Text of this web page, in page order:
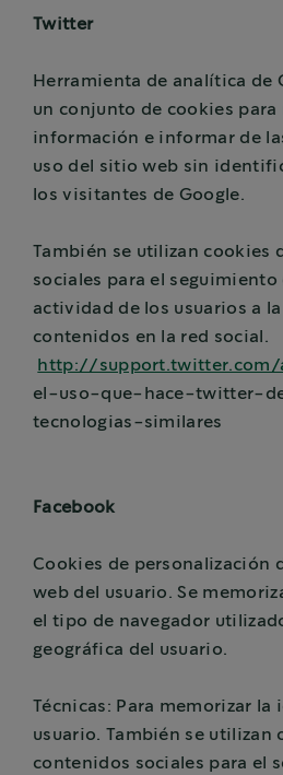
Twitter
Herramienta de analítica de
un conjunto de cookies para
información e informar de
uso del sitio web sin
los visitantes de Google.
También se utilizan cookies
sociales para el
actividad de los usuarios a
contenidos en la red social.
http://support.twitter.com/
el-uso-que-hace-twitter-
tecnologias-similares
Facebook
Cookies de personalización
web del usuario. Se
el tipo de navegador
geográfica del usuario.
Técnicas: Para memorizar
usuario. También se utilizan
contenidos sociales para el